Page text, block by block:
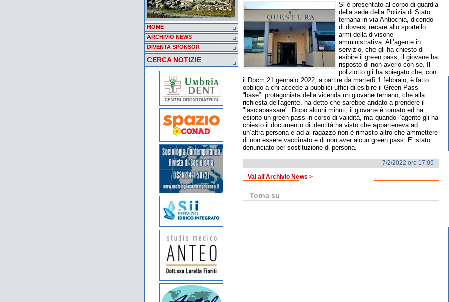
HOME
ARCHIVIO NEWS
DIVENTA SPONSOR
CERCA NOTIZIE
Si è presentato al corpo di guardia
della sede della Polizia di Stato
ternana in via Antiochia, dicendo
di doversi recare allo sportello
armi della divisone
amministrativa. All’agente in
servizio, che gli ha chiesto di
esibire il green pass, il giovane ha
risposto di non averlo con se. Il
poliziotto gli ha spiegato che, con
il Dpcm 21 gennaio 2022, a partire da martedì 1 febbraio, è fatto
obbligo a chi accede a pubblici uffici di esibire il Green Pass
“base”. protagonista della vicenda un giovane ternano, che alla
richiesta dell'agente, ha detto che sarebbe andato a prendere il
"lasciapassare". Dopo alcuni minuti, il giovane è tornato ed ha
esibito un green pass in corso di validità, ma quando l’agente gli ha
chiesto il documento di identità ha visto che apparteneva ad
un’altra persona e ad al ragazzo non è rimasto altro che ammettere
di non essere vaccinato e di non aver alcun green pass. E’ stato
denunciato per sostituzione di persona.
7/2/2022 ore 17:05
Vai all'Archivio News >
Torna su